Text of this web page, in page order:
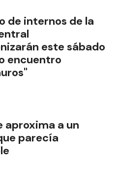
de internos de la
este sábado
encuentro
aproxima a un
parecía